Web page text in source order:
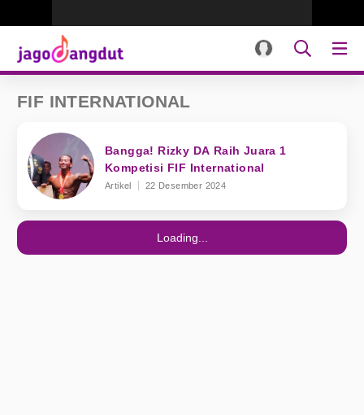
FIF INTERNATIONAL
Bangga! Rizky DA Raih Juara 1
Kompetisi FIF International
Artikel 22 Desember 2024
Loading...